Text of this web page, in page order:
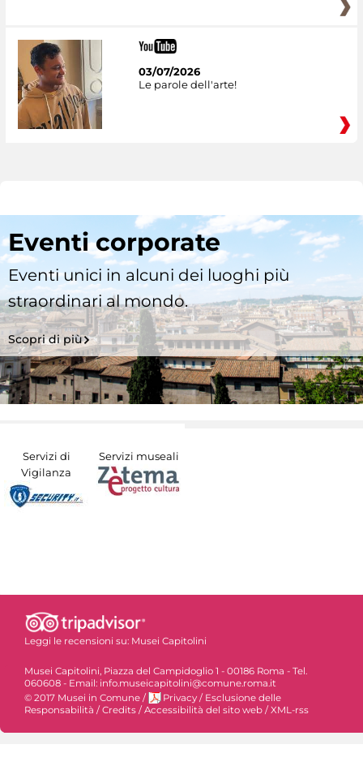
03/07/2026
Le parole dell'arte!
Eventi corporate
Eventi unici in alcuni dei luoghi più
straordinari al mondo.
Scopri di più
Servizi di
Vigilanza
Servizi museali
Leggi le recensioni su: Musei Capitolini
Musei Capitolini, Piazza del Campidoglio 1 - 00186 Roma - Tel.
060608 - Email: info.museicapitolini@comune.roma.it
© 2017 Musei in Comune / Privacy / Esclusione delle
Responsabilità / Credits / Accessibilità del sito web / XML-rss